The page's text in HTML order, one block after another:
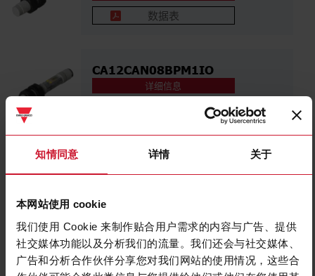
知情同意 详情 关于
本网站使用 cookie
我们使用 Cookie 来制作贴合用户需求的内容与广告、提供
社交媒体功能以及分析我们的流量。我们还会与社交媒体、
广告和分析合作伙伴分享您对我们网站的使用情况，这些合
数据表
CA12CAN08BPM1IO
详细信息
CA12EAF04BPA2IO
详细信息
CA12EAF04BPM1IO
详细信息